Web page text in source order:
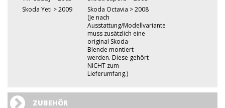
Skoda Yeti > 2009
Skoda Octavia > 2008
(Je nach
Ausstattung/Modellvariante
muss zusätzlich eine
original Skoda-
Blende montiert
werden. Diese gehört
NICHT zum
Lieferumfang.)
ZUBEHÖR